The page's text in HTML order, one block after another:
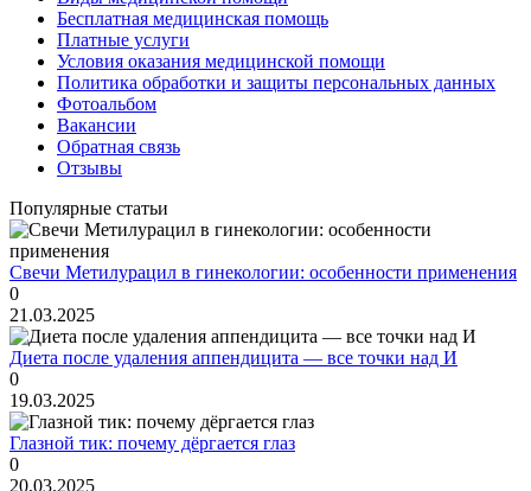
Бесплатная медицинская помощь
Платные услуги
Условия оказания медицинской помощи
Политика обработки и защиты персональных данных
Фотоальбом
Вакансии
Обратная связь
Отзывы
Популярные статьи
Свечи Метилурацил в гинекологии: особенности применения
0
21.03.2025
Диета после удаления аппендицита — все точки над И
0
19.03.2025
Глазной тик: почему дёргается глаз
0
20.03.2025